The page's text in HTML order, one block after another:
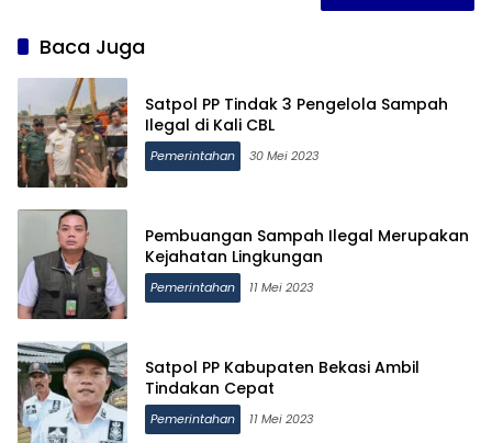
Baca Juga
Satpol PP Tindak 3 Pengelola Sampah
Ilegal di Kali CBL
Pemerintahan 30 Mei 2023
Pembuangan Sampah Ilegal Merupakan
Kejahatan Lingkungan
Pemerintahan 11 Mei 2023
Satpol PP Kabupaten Bekasi Ambil
Tindakan Cepat
Pemerintahan 11 Mei 2023